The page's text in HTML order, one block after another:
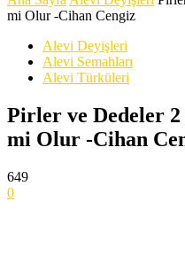
mi Olur -Cihan Cengiz
Alevi Deyişleri
Alevi Semahları
Alevi Türküleri
Pirler ve Dedeler
mi Olur -Cihan
649
0